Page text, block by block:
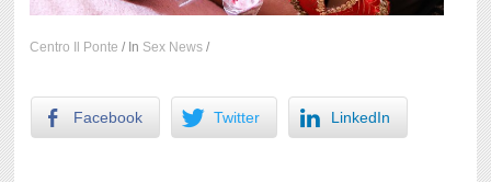
Centro Il Ponte / In Sex News /
Facebook Twitter LinkedIn